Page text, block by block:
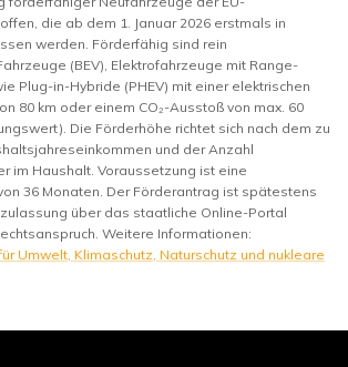
die ab dem 1. Januar 2026 erstmals in
werden. Förderfähig sind rein
(BEV), Elektrofahrzeuge mit Range-
Plug-in-Hybride (PHEV) mit einer elektrischen
80 km oder einem CO₂-Ausstoß von max. 60
Die Förderhöhe richtet sich nach dem zu
und der Anzahl
im Haushalt. Voraussetzung ist eine
36 Monaten. Der Förderantrag ist spätestens
über das staatliche Online-Portal
Weitere Informationen:
Umwelt, Klimaschutz, Naturschutz und nukleare